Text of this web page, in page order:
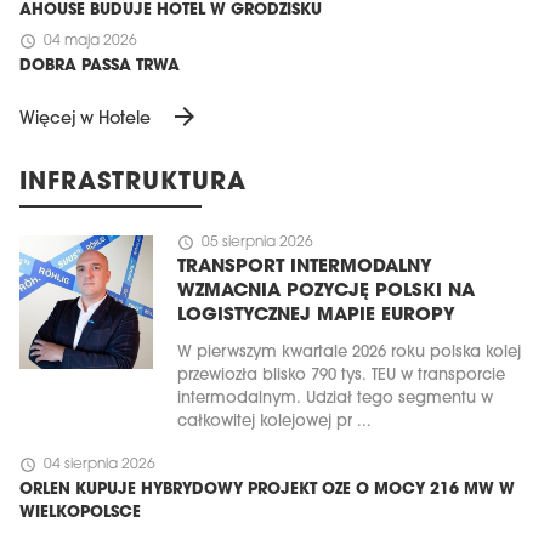
AHOUSE BUDUJE HOTEL W GRODZISKU
schedule 04 maja 2026
DOBRA PASSA TRWA
Więcej w Hotele arrow_forward
INFRASTRUKTURA
schedule 05 sierpnia 2026
TRANSPORT INTERMODALNY
WZMACNIA POZYCJĘ POLSKI NA
LOGISTYCZNEJ MAPIE EUROPY
W pierwszym kwartale 2026 roku polska kolej
przewiozła blisko 790 tys. TEU w transporcie
intermodalnym. Udział tego segmentu w
całkowitej kolejowej pr ...
schedule 04 sierpnia 2026
ORLEN KUPUJE HYBRYDOWY PROJEKT OZE O MOCY 216 MW W
WIELKOPOLSCE